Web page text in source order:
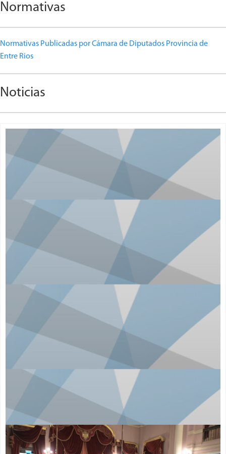
Normativas
Normativas Publicadas por Cámara de Diputados Provincia de
Entre Rios
Noticias